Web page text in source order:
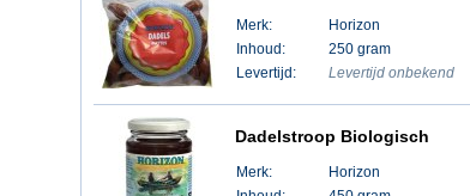
Merk:
Horizon
Inhoud:
250 gram
Levertijd:
Levertijd onbekend
Dadelstroop Biologisch
Merk:
Horizon